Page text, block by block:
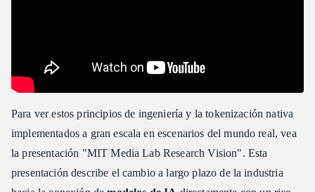
Para ver estos principios de ingeniería y la tokenización nativa
implementados a gran escala en escenarios del mundo real, vea
la presentación "MIT Media Lab Research Vision". Esta
presentación describe el cambio a largo plazo de la industria